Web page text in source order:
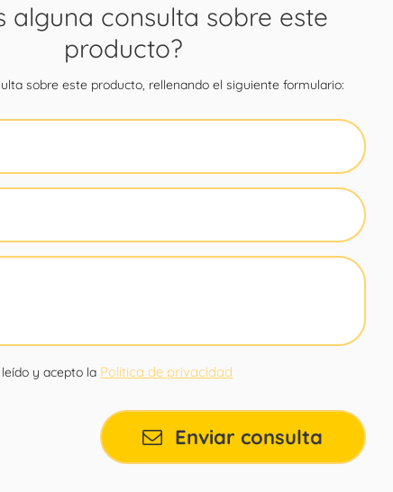
alguna consulta sobre este
producto?
sobre este producto, rellenando el siguiente formulario:
y acepto la Política de privacidad
Enviar consulta